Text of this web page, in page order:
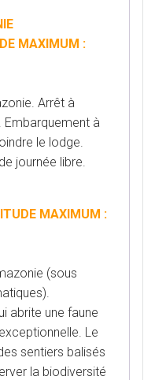
MAXIMUM :
Arrêt à
Embarquement à
le lodge.
journée libre.
MAXIMUM :
(sous
abrite une faune
Le
sentiers balisés
la biodiversité